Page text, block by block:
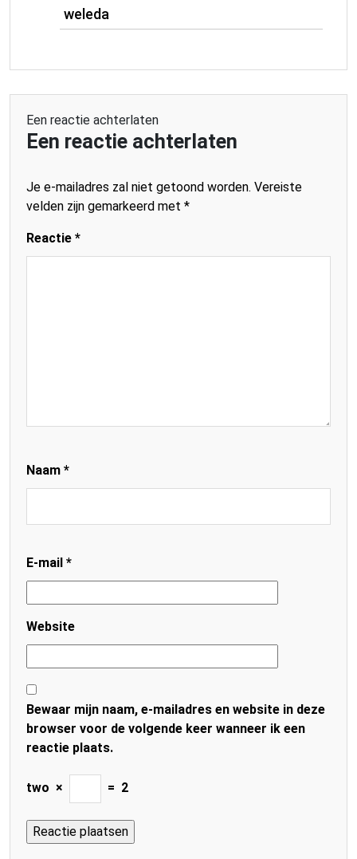
weleda
Een reactie achterlaten
Een reactie achterlaten
Je e-mailadres zal niet getoond worden. Vereiste
velden zijn gemarkeerd met *
Reactie *
Naam *
E-mail *
Website
Bewaar mijn naam, e-mailadres en website in deze
browser voor de volgende keer wanneer ik een
reactie plaats.
two × = 2